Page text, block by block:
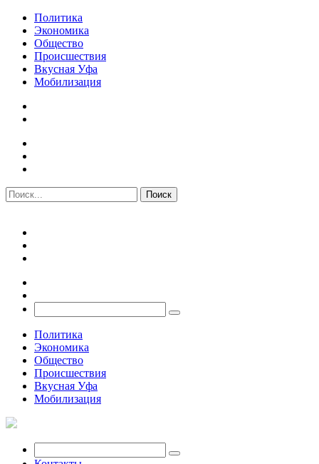
Политика
Экономика
Общество
Происшествия
Вкусная Уфа
Мобилизация
Политика
Экономика
Общество
Происшествия
Вкусная Уфа
Мобилизация